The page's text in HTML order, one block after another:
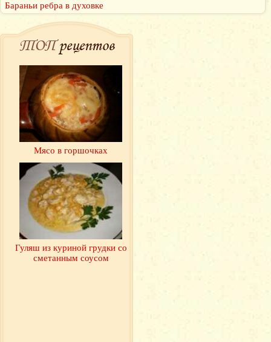
Бараньи ребра в духовке
ТОПрецептов
Мясо в горшочках
Гуляш из куриной грудки со
сметанным соусом